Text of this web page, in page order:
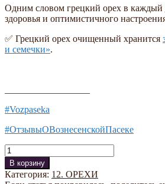
Одним словом грецкий орех в каждый
здоровья и оптимистичного
✅ Грецкий орех очищенный хранится
и семечки».
#Vozpaseka
#ОтзывыОВознесенскойПасеке
Количество
В корзину
Категория: 12. ОРЕХИ